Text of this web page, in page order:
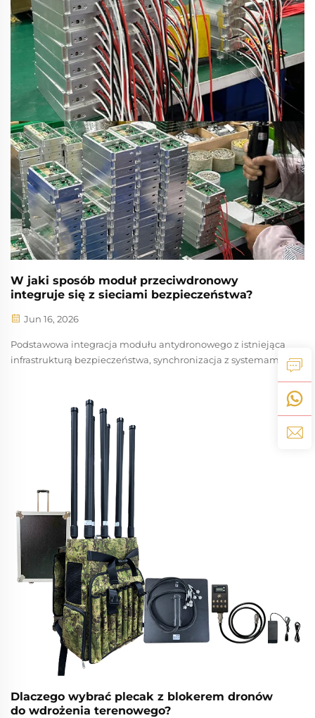
Administracja Lotnicza (FAA) nadzoruje ...
W jaki sposób moduł przeciwdronowy
integruje się z sieciami bezpieczeństwa?
Jun 16, 2026
Podstawowa integracja modułu antydronowego z istniejącą
infrastrukturą bezpieczeństwa, synchronizacja z systemami
działa w izolacji — działa jak centralny układ nerwowy...
Dlaczego wybrać plecak z blokerem dronów
do wdrożenia terenowego?